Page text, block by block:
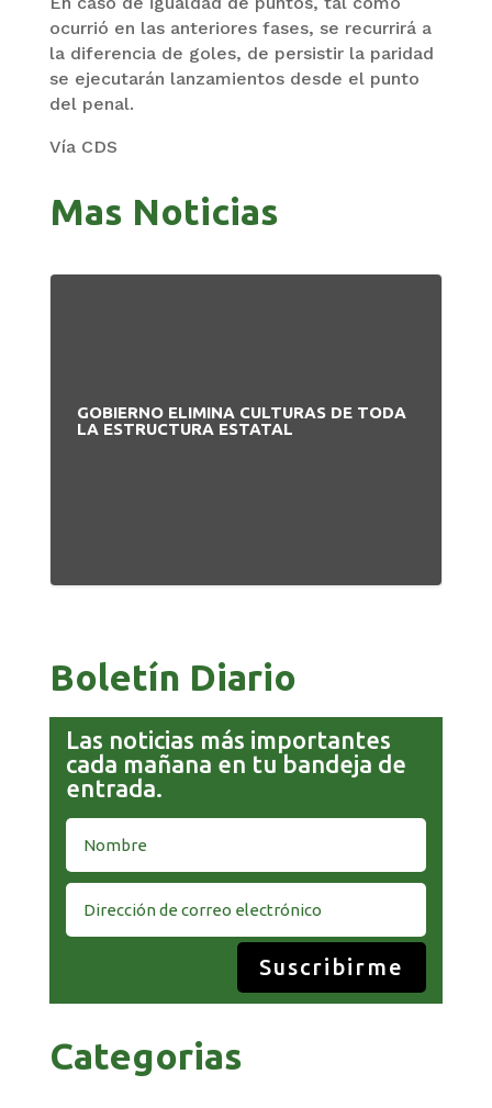
ocurrió en las anteriores fases, se recurrirá a
la diferencia de goles, de persistir la paridad
se ejecutarán lanzamientos desde el punto
del penal.
Vía CDS
Mas Noticias
GOBIERNO ELIMINA CULTURAS DE TODA
LA ESTRUCTURA ESTATAL
Boletín Diario
Las noticias más importantes
cada mañana en tu bandeja de
entrada.
Suscribirme
Categorias